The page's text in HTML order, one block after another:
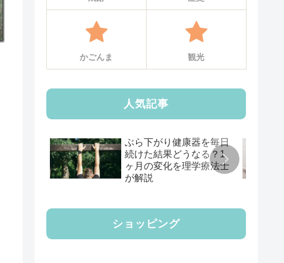
かごんま 観光
人気記事
ぶら下がり健康器を毎日
続けた結果どうなる？1
ヶ月の変化を理学療法士
が解説
ショッピング